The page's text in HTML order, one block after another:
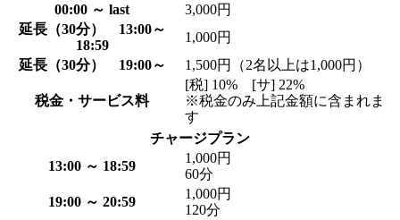
00:00 ～ last
3,000円
延長（30分） 13:00～
18:59
1,000円
延長（30分） 19:00～
1,500円（2名以上は1,000円）
税金・サービス料
[税] 10% [サ] 22%
※税金のみ上記金額に含まれま
す
チャージプラン
13:00 ～ 18:59
1,000円
60分
19:00 ～ 20:59
1,000円
120分